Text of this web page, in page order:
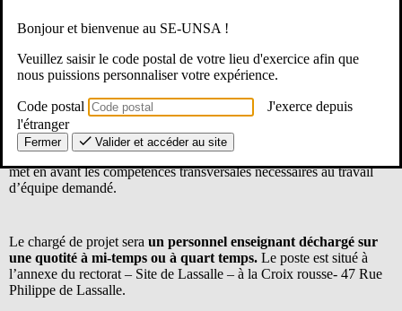
Un poste de chargé(e) de projet est ouverts à compter du 1er
septembre 2026 à la délégation de région académique au
numérique éducatif – Site de Lyon.
La délégation de région académique au numérique éducatif – Site
de Lyon, recrute un chargé(e) de projet. La fiche de poste ci-
dessous définit les principales missions au sein de la délégation et
met en avant les compétences transversales nécessaires au travail
d’équipe demandé.
Le chargé de projet sera un personnel enseignant déchargé sur
une quotité à mi-temps ou à quart temps. Le poste est situé à
l’annexe du rectorat – Site de Lassalle – à la Croix rousse- 47 Rue
Philippe de Lassalle.
Bonjour et bienvenue au SE-UNSA !
Veuillez saisir le code postal de votre lieu d'exercice afin que
nous puissions personnaliser votre expérience.
Code postal
J'exerce depuis
l'étranger
Fermer Valider et accéder au site